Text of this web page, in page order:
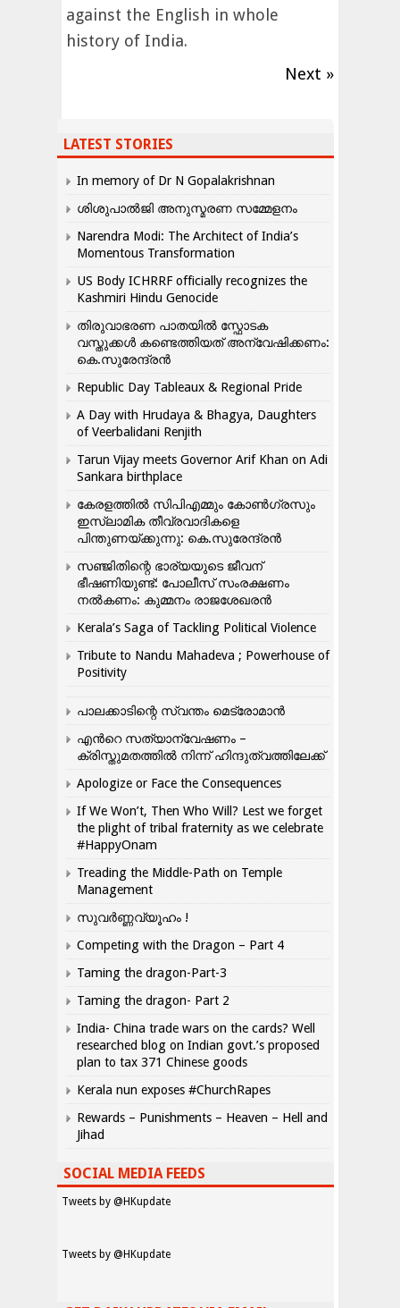
against the English in whole
history of India.
Next »
LATEST STORIES
In memory of Dr N Gopalakrishnan
ശിശുപാൽജി അനുസ്മരണ സമ്മേളനം
Narendra Modi: The Architect of India’s
Momentous Transformation
US Body ICHRRF officially recognizes the
Kashmiri Hindu Genocide
തിരുവാഭരണ പാതയിൽ സ്ഫോടക
വസ്തുക്കൾ കണ്ടെത്തിയത് അന്വേഷിക്കണം:
കെ.സുരേന്ദ്രൻ
Republic Day Tableaux & Regional Pride
A Day with Hrudaya & Bhagya, Daughters
of Veerbalidani Renjith
Tarun Vijay meets Governor Arif Khan on Adi
Sankara birthplace
കേരളത്തിൽ സിപിഎമ്മും കോൺ​ഗ്രസും
ഇസ്ലാമിക തീവ്രവാദികളെ
പിന്തുണയ്ക്കുന്നു: കെ.സുരേന്ദ്രൻ
സഞ്ജിതിന്റെ ഭാര്യയുടെ ജീവന്
ഭീഷണിയുണ്ട്: പോലീസ് സംരക്ഷണം
നൽകണം: കുമ്മനം രാജശേഖരൻ
Kerala’s Saga of Tackling Political Violence
Tribute to Nandu Mahadeva ; Powerhouse of
Positivity
പാലക്കാടിന്റെ സ്വന്തം മെട്രോമാൻ
എന്‍റെ സത്യാന്വേഷണം –
ക്രിസ്തുമതത്തില്‍ നിന്ന് ഹിന്ദുത്വത്തിലേക്ക്
Apologize or Face the Consequences
If We Won’t, Then Who Will? Lest we forget
the plight of tribal fraternity as we celebrate
#HappyOnam
Treading the Middle-Path on Temple
Management
സുവർണ്ണവ്യൂഹം !
Competing with the Dragon – Part 4
Taming the dragon-Part-3
Taming the dragon- Part 2
India- China trade wars on the cards? Well
researched blog on Indian govt.’s proposed
plan to tax 371 Chinese goods
Kerala nun exposes #ChurchRapes
Rewards – Punishments – Heaven – Hell and
Jihad
SOCIAL MEDIA FEEDS
Tweets by @HKupdate
Tweets by @HKupdate